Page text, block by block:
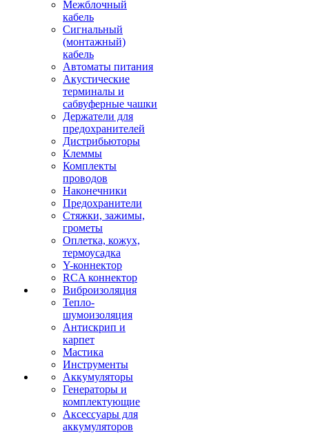
Межблочный
кабель
Сигнальный
(монтажный)
кабель
Автоматы питания
Акустические
терминалы и
сабвуферные чашки
Держатели для
предохранителей
Дистрибьюторы
Клеммы
Комплекты
проводов
Наконечники
Предохранители
Стяжки, зажимы,
грометы
Оплетка, кожух,
термоусадка
Y-коннектор
RCA коннектор
Виброизоляция
Тепло-
шумоизоляция
Антискрип и
карпет
Мастика
Инструменты
Аккумуляторы
Генераторы и
комплектующие
Аксессуары для
аккумуляторов